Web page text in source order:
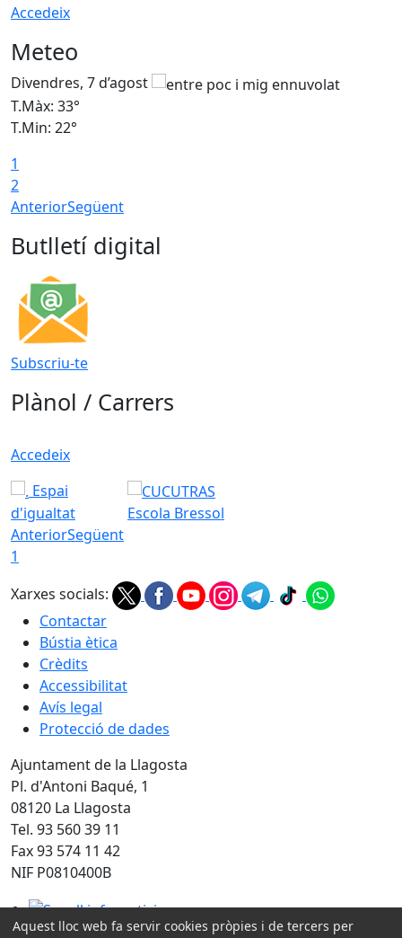
Accedeix
Meteo
Divendres, 7 d’agost
T.Màx: 33°
T.Min: 22°
1
2
AnteriorSegüent
Butlletí digital
Subscriu-te
Plànol / Carrers
Accedeix
Espai
d'igualtat
Escola Bressol
AnteriorSegüent
1
Xarxes socials:
Contactar
Bústia ètica
Crèdits
Accessibilitat
Avís legal
Protecció de dades
Ajuntament de la Llagosta
Pl. d'Antoni Baqué, 1
08120 La Llagosta
Tel. 93 560 39 11
Fax 93 574 11 42
NIF P0810400B
Segell infoparticipa
Aquest lloc web fa servir cookies pròpies i de tercers per